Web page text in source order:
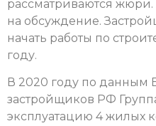
рассматриваются жюри.
на обсуждение.
начать работы по
году.
В 2020 году по данным
застройщиков РФ
эксплуатацию 4 жилых